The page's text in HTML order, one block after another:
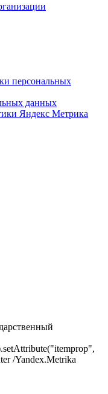
персональных
данных
Яндекс Метрика
/Yandex.Metrika